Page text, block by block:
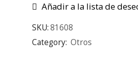
Añadir a la lista de
SKU:81608
Category: Otros